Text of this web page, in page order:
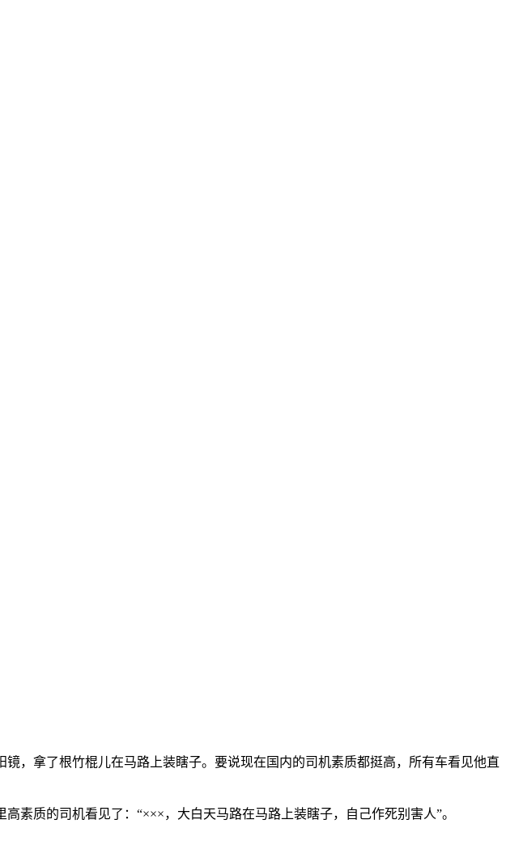
，拿了根竹棍儿在马路上装瞎子。要说现在国内的司机素质都挺高，所有车看见他直
素质的司机看见了：“×××，大白天马路在马路上装瞎子，自己作死别害人”。